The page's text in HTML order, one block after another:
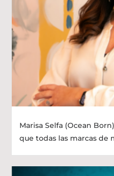
Marisa Selfa (Ocean
que todas las marcas de